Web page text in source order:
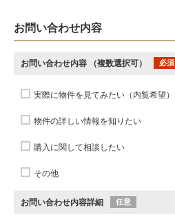
お問い合わせ内容
お問い合わせ内容 （複数選択可） 必須
実際に物件を見てみたい（内覧希望）
物件の詳しい情報を知りたい
購入に関して相談したい
その他
お問い合わせ内容詳細 任意